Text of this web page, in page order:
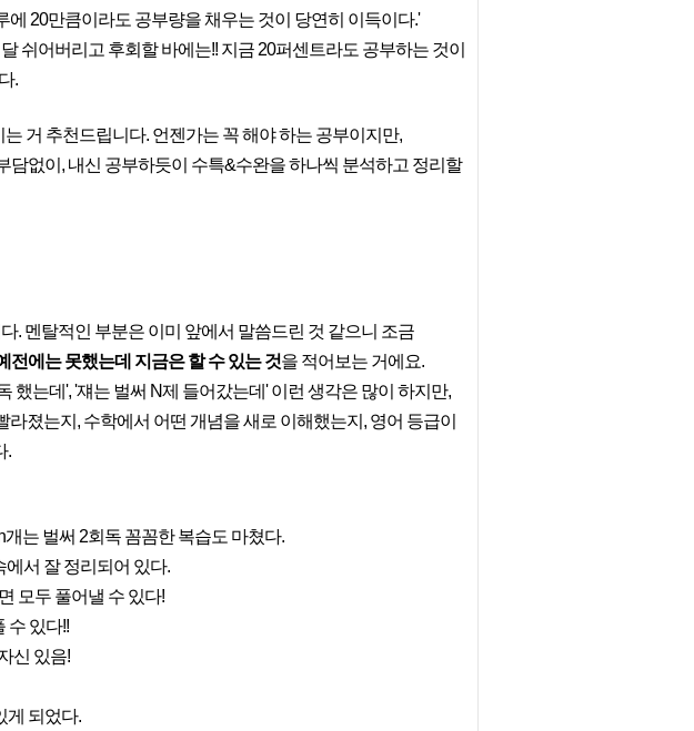
에 20만큼이라도 공부량을 채우는 것이 당연히 이득이다.'
쉬어버리고 후회할 바에는!! 지금 20퍼센트라도 공부하는 것이
.
거 추천드립니다. 언젠가는 꼭 해야 하는 공부이지만,
없이, 내신 공부하듯이 수특&수완을 하나씩 분석하고 정리할
. 멘탈적인 부분은 이미 앞에서 말씀드린 것 같으니 조금
전에는 못했는데 지금은 할 수 있는 것을 적어보는 거에요.
했는데', '쟤는 벌써 N제 들어갔는데' 이런 생각은 많이 하지만,
졌는지, 수학에서 어떤 개념을 새로 이해했는지, 영어 등급이
.
는 벌써 2회독 꼼꼼한 복습도 마쳤다.
에서 잘 정리되어 있다.
모두 풀어낼 수 있다!
수 있다!!
신 있음!
게 되었다.